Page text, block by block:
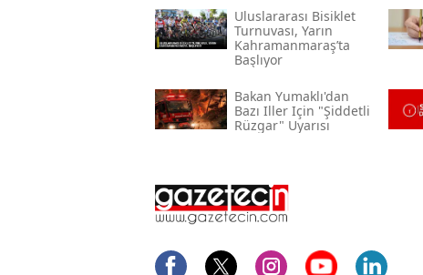
Uluslararası Bisiklet
Turnuvası, Yarın
Kahramanmaraş’ta
Başlıyor
Bakan Yumaklı'dan
Bazı Iller Için "şiddetli
Rüzgar" Uyarısı